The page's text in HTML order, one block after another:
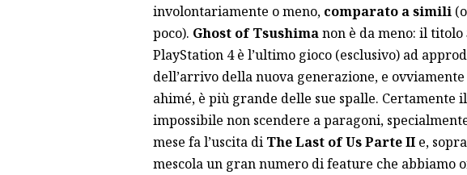
involontariamente o meno, comparato a simili(o
poco). Ghost of Tsushimanon è da meno: il titolo
PlayStation 4 è l’ultimo gioco (esclusivo) ad
dell’arrivo della nuova generazione, e
ahimé, è più grande delle sue spalle. Certamente
impossibile non scendere a paragoni,
mese fa l’uscita di The Last of Us Parte IIe,
mescola un gran numero di feature che abbiamo